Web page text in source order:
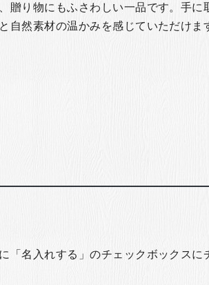
贈り物にもふさわしい一品です。手に
自然素材の温かみを感じていただけま
「名入れする」のチェックボックス